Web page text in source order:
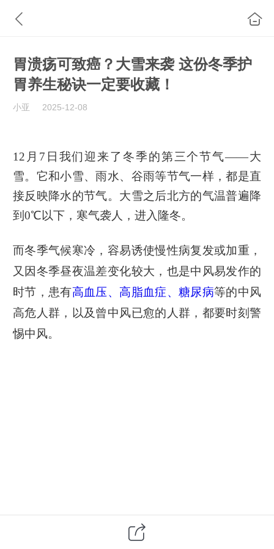
胃溃疡可致癌？大雪来袭 这份冬季护
胃养生秘诀一定要收藏！
小亚 2025-12-08
12月7日我们迎来了冬季的第三个节气——大
雪。它和小雪、雨水、谷雨等节气一样，都是直
接反映降水的节气。大雪之后北方的气温普遍降
到0℃以下，寒气袭人，进入隆冬。
而冬季气候寒冷，容易诱使慢性病复发或加重，
又因冬季昼夜温差变化较大，也是中风易发作的
时节，患有高血压、高脂血症、糖尿病等的中风
高危人群，以及曾中风已愈的人群，都要时刻警
惕中风。